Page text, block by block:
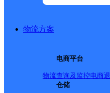
物流方案
电商平台
物流查询及监控电商
仓储
网点筛选
韵达速递(44) 中通快
和林格尔县(9)